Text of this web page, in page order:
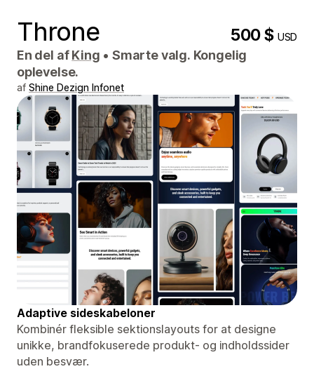
Throne 500 $USD
En del afKing • Smarte valg. Kongelig
oplevelse.
af Shine Dezign Infonet
Adaptive sideskabeloner
Kombinér fleksible sektionslayouts for at designe
unikke, brandfokuserede produkt- og indholdssider
uden besvær.